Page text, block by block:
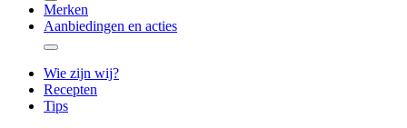
Merken
Aanbiedingen en acties
Wie zijn wij?
Recepten
Tips